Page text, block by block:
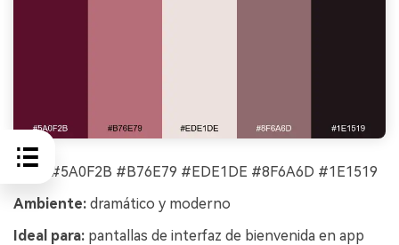
HEX:
#5A0F2B #B76E79 #EDE1DE #8F6A6D #1E1519
Ambiente: dramático y moderno
Ideal para: pantallas de interfaz de bienvenida en app